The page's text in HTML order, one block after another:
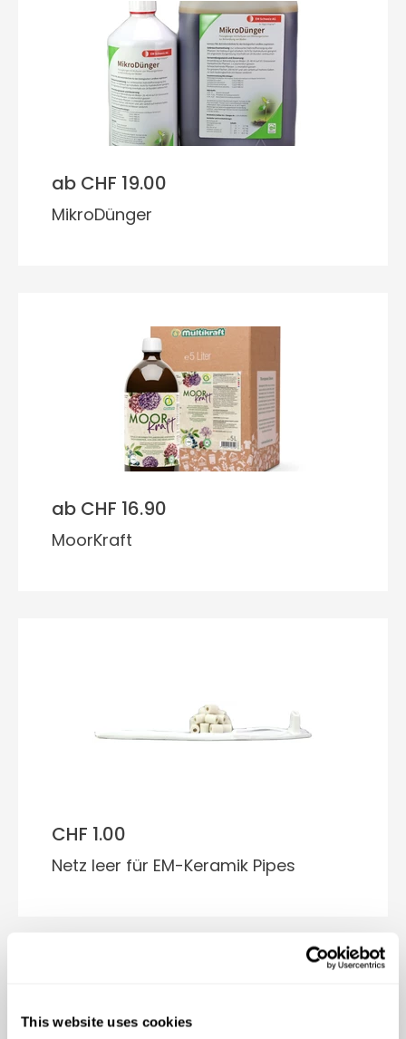
This website uses cookies
ab CHF 19.00
MikroDünger
ab CHF 16.90
MoorKraft
CHF 1.00
Netz leer für EM-Keramik Pipes